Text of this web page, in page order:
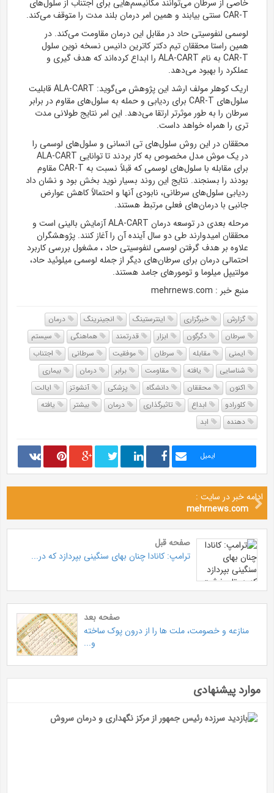
خاصی از سرطان می‌توانند مکانیسم‌هایی برای اجتناب از سلول‌های
CAR-T سنتی بیابند و همین امر درمان
بلند مدترا متوقف می‌کند.
لوسمی لنفوسیتی حاددر مقابلاین درمان مقاومت می‌کند. در
همین راستا محققانتیم دکترکاتریندانیسنسخه نوین سلول
CAR-T به نام ALA-CART را ابداع کرده‌اند که هدف
گیریو
عملکرد را بهبود می‌دهد.
اریک کوهلر
مولف ارشد این پژوهش می‌گوید: ALA-CART قابلیت
سلول‌های CAR-T برای ردیابی و حمله به سلول‌های مقاوم در برابر
سرطان را به طور موثرتر ارتقا می‌دهد. این امرنتایج طولانی مدت
تری را همراه خواهد داست.
محققان در این روش سلول‌های تیانسانی و سلول‌های لوسمی را
در یکموش مدل
مخصوص به کار بردند تا توانایی ALA-CART
برای مقابله
با سلول‌های لوسمی که قبلاً نسبت به CAR-T مقاوم
بودند را بسنجند. نتایج این روند بسیار نوید بخش بود و نشان داد
ردیابی سلول‌های سرطانی، نابودی آنها و احتمالاً کاهش عوارض
جانبی با درمان‌های فعلی مرتبط هستند.
مرحله بعدی در توسعه درمان ALA-CART آزمایش بالینی است و
محققان امیدوارند طی دو سال آینده آن را آغاز کنند. پژوهشگران
علاوه بر هدف گرفتن لوسمی لنفوسیتی حاد ، مشغول بررسی کاربرد
احتمالی درمان برای سرطان‌های دیگر از جمله لوسمیمیلوئیدحاد،
مولتیپل میلوماو تومورهای جامد هستند.
منبع خبر : mehrnews.com
گزارش خبرگزاری اینترستینگ انجینرینگ
درمان
سرطان
دگرگون ابزار قدرتمند هماهنگی
سیستم
ایمنی
مقابله سرطان موفقیت سرطانی
اجتناب
شناسایی
یافته مقاومت برابر درمان
بیماری
اکنون
محققان دانشگاه پزشکی آنشوتز
ایالت
کلورادو
ابداع تاثیرگذاری درمان بیشتر
یافته
دهنده
ابد
ایمیل
ادامه خبر در سایت :
mehrnews.com
صفحه قبل
ترامپ: کانادا چنان بهای سنگینی بپردازد که در...
صفحه بعد
منازعه و خصومت، ملت ها را از درون پوک ساخته
و...
موارد پیشنهادی